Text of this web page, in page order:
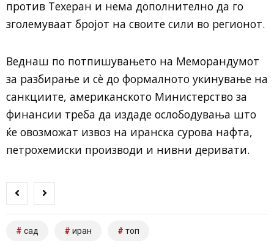
против Техеран и нема дополнително да го
зголемуваат бројот на своите сили во регионот.
Веднаш по потпишувањето на Меморандумот
за разбирање и сè до формалното укинување на
санкциите, американското Министерство за
финансии треба да издаде ослободувања што
ќе овозможат извоз на иранска сурова нафта,
петрохемиски производи и нивни деривати.
сад иран топ